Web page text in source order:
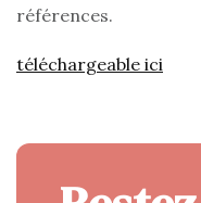
références.
téléchargeable ici